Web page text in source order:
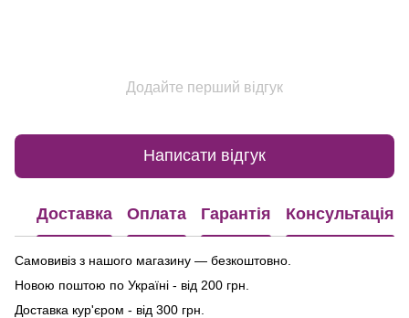
Додайте перший відгук
Написати відгук
Доставка Оплата Гарантія Консультація
Самовивіз з нашого магазину — безкоштовно.
Новою поштою по Україні - від 200 грн.
Доставка кур'єром - від 300 грн.